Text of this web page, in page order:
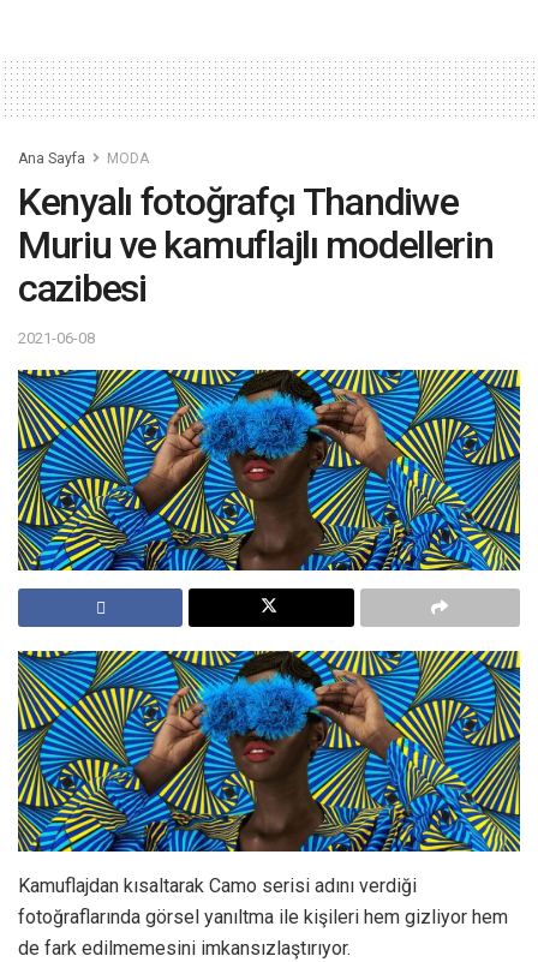
Ana Sayfa MODA
Kenyalı fotoğrafçı Thandiwe
Muriu ve kamuflajlı modellerin
cazibesi
2021-06-08
Kamuflajdan kısaltarak Camo serisi adını verdiği
fotoğraflarında görsel yanıltma ile kişileri hem gizliyor hem
de fark edilmemesini imkansızlaştırıyor.